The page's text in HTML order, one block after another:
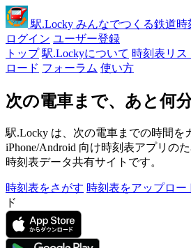
駅.Locky みんなでつくる鉄道時
ログイン ユーザー登録
トップ 駅.Lockyについて 時刻表リス
ロード フォーラム 使い方
次の電車まで、あと何
駅.Locky は、次の電車までの時間を
iPhone/Android 向け時刻表アプリの
時刻表データ共有サイトです。
時刻表をさがす 時刻表をアップロー
ド